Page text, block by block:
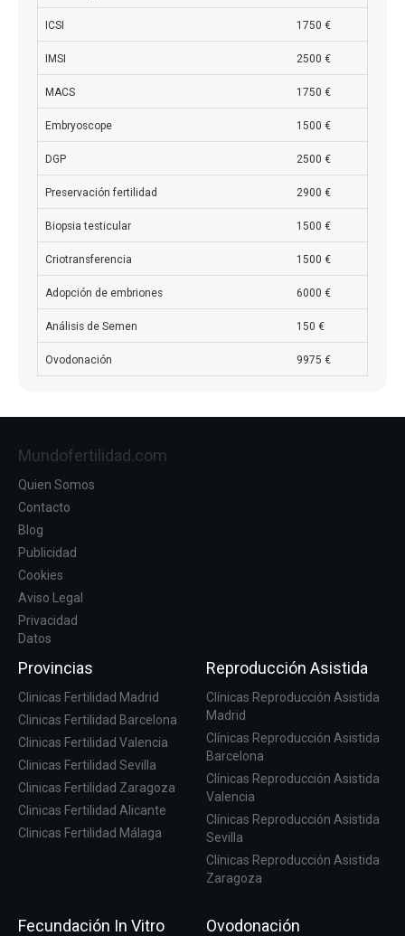
ICSI 1750 €
IMSI 2500 €
MACS 1750 €
Embryoscope 1500 €
DGP 2500 €
Preservación fertilidad 2900 €
Biopsia testicular 1500 €
Criotransferencia 1500 €
Adopción de embriones 6000 €
Análisis de Semen 150 €
Ovodonación 9975 €
Mundofertilidad.com
Quien Somos
Contacto
Blog
Publicidad
Cookies
Aviso Legal
Privacidad
Datos
Provincias
Clinicas Fertilidad Madrid
Clinicas Fertilidad Barcelona
Clinicas Fertilidad Valencia
Clinicas Fertilidad Sevilla
Clinicas Fertilidad Zaragoza
Clinicas Fertilidad Alicante
Clinicas Fertilidad Málaga
Reproducción Asistida
Clínicas Reproducción Asistida
Madrid
Clínicas Reproducción Asistida
Barcelona
Clínicas Reproducción Asistida
Valencia
Clínicas Reproducción Asistida
Sevilla
Clínicas Reproducción Asistida
Zaragoza
Fecundación In Vitro Ovodonación